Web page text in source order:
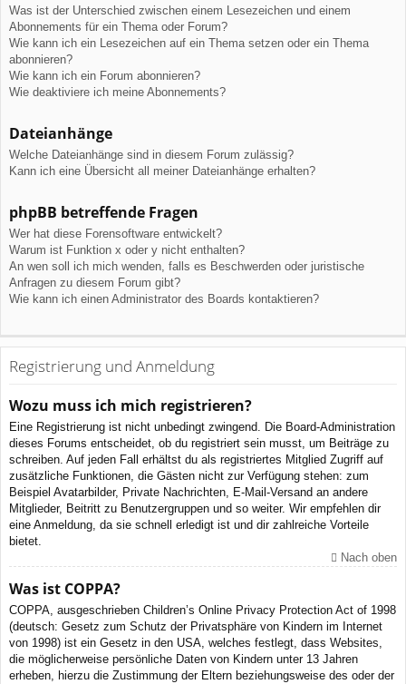
Was ist der Unterschied zwischen einem Lesezeichen und einem
Abonnements für ein Thema oder Forum?
Wie kann ich ein Lesezeichen auf ein Thema setzen oder ein Thema
abonnieren?
Wie kann ich ein Forum abonnieren?
Wie deaktiviere ich meine Abonnements?
Dateianhänge
Welche Dateianhänge sind in diesem Forum zulässig?
Kann ich eine Übersicht all meiner Dateianhänge erhalten?
phpBB betreffende Fragen
Wer hat diese Forensoftware entwickelt?
Warum ist Funktion x oder y nicht enthalten?
An wen soll ich mich wenden, falls es Beschwerden oder juristische
Anfragen zu diesem Forum gibt?
Wie kann ich einen Administrator des Boards kontaktieren?
Registrierung und Anmeldung
Wozu muss ich mich registrieren?
Eine Registrierung ist nicht unbedingt zwingend. Die Board-Administration
dieses Forums entscheidet, ob du registriert sein musst, um Beiträge zu
schreiben. Auf jeden Fall erhältst du als registriertes Mitglied Zugriff auf
zusätzliche Funktionen, die Gästen nicht zur Verfügung stehen: zum
Beispiel Avatarbilder, Private Nachrichten, E-Mail-Versand an andere
Mitglieder, Beitritt zu Benutzergruppen und so weiter. Wir empfehlen dir
eine Anmeldung, da sie schnell erledigt ist und dir zahlreiche Vorteile
bietet.
Nach oben
Was ist COPPA?
COPPA, ausgeschrieben Children’s Online Privacy Protection Act of 1998
(deutsch: Gesetz zum Schutz der Privatsphäre von Kindern im Internet
von 1998) ist ein Gesetz in den USA, welches festlegt, dass Websites,
die möglicherweise persönliche Daten von Kindern unter 13 Jahren
erheben, hierzu die Zustimmung der Eltern beziehungsweise des oder der